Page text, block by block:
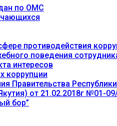
по ОМС
противодействия
поведения
интересов
коррупции
Правительства
от 21.02.2018г №01-
бор”